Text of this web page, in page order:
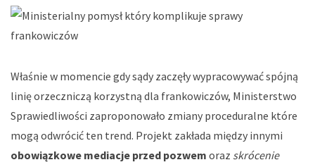
Właśnie w momencie gdy sądy zaczęły wypracowywać spójną
linię orzeczniczą korzystną dla frankowiczów, Ministerstwo
Sprawiedliwości zaproponowało zmiany proceduralne które
mogą odwrócić ten trend. Projekt zakłada między innymi
obowiązkowe mediacje przed pozwem oraz skrócenie